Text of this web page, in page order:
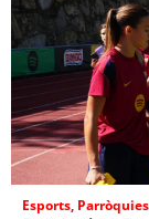
Esports, Parròquies